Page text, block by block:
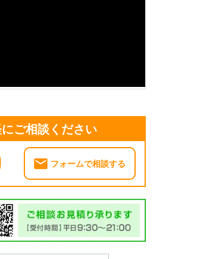
ご相談ください
フォームで相談する